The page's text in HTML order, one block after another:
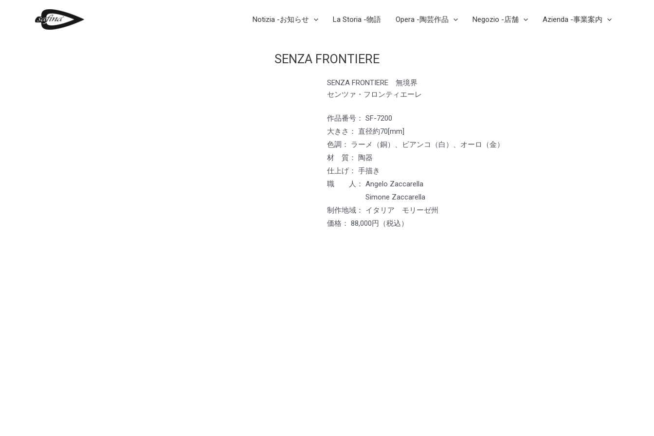
Notizia -お知らせ La Storia -物語 Opera -陶芸作品 Negozio -店舗 Azienda -事業案内
SENZA FRONTIERE
SENZA FRONTIERE 無境界
センツァ・フロンティエーレ
作品番号： SF-7200
大きさ： 直径約70[mm]
色調： ラーメ（銅）、ビアンコ（白）、オーロ（金）
材 質： 陶器
仕上げ： 手描き
職 人： Angelo Zaccarella
Simone Zaccarella
制作地域： イタリア モリーゼ州
価格： 88,000円（税込）